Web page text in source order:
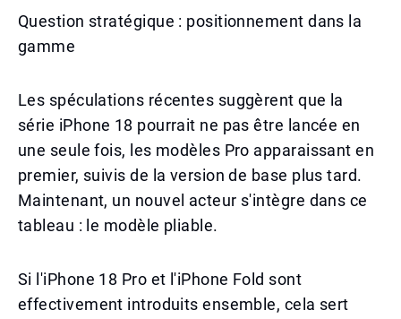
Question stratégique : positionnement dans la
gamme
Les spéculations récentes suggèrent que la
série iPhone 18 pourrait ne pas être lancée en
une seule fois, les modèles Pro apparaissant en
premier, suivis de la version de base plus tard.
Maintenant, un nouvel acteur s'intègre dans ce
tableau : le modèle pliable.
Si l'iPhone 18 Pro et l'iPhone Fold sont
effectivement introduits ensemble, cela sert